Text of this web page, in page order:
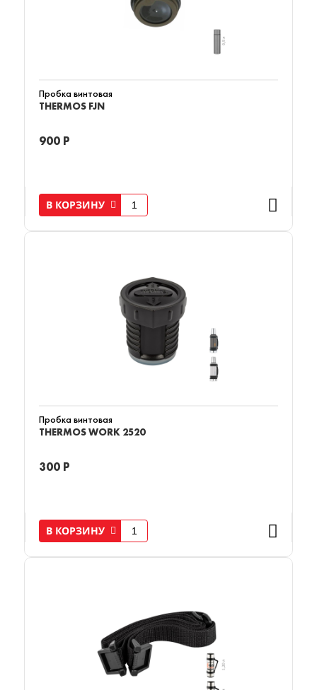
Пробка винтовая
THERMOS FJN
900 Р
В КОРЗИНУ
Пробка винтовая
THERMOS WORK 2520
300 Р
В КОРЗИНУ